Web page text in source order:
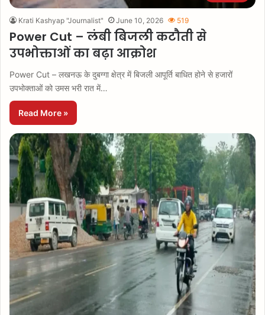
Krati Kashyap "Journalist" June 10, 2026 519
Power Cut – लंबी बिजली कटौती से
उपभोक्ताओं का बढ़ा आक्रोश
Power Cut – लखनऊ के दुबग्गा क्षेत्र में बिजली आपूर्ति बाधित होने से हजारों
उपभोक्ताओं को उमस भरी रात में…
Read More »